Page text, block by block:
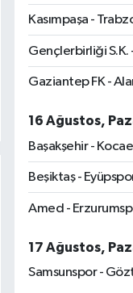
Kasımpaşa -
Gençlerbirliği S.K.
Gaziantep FK -
16 Ağustos,
Başakşehir -
Beşiktaş -
Amed -
17 Ağustos,
Samsunspor -